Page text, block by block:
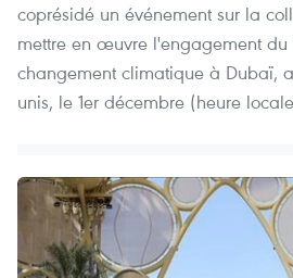
coprésidé un événement sur la
mettre en œuvre l'engagement du
changement climatique à Dubaï,
unis, le 1er décembre (heure